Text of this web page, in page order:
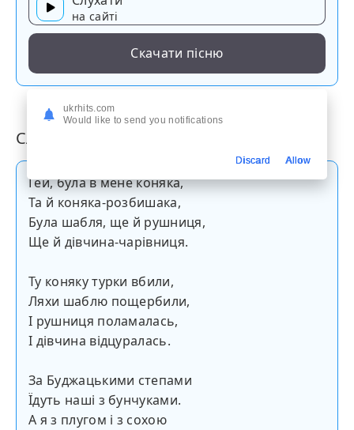
на сайті
Скачати пісню
Слова пісні
Гей, була в мене коняка,
Та й коняка-розбишака,
Була шабля, ще й рушниця,
Ще й дівчина-чарівниця.
Ту коняку турки вбили,
Ляхи шаблю пощербили,
І рушниця поламалась,
І дівчина відцуралась.
За Буджацькими степами
Їдуть наші з бунчуками.
А я з плугом і з сохою
ukrhits.com
Would like to send you notifications
Discard Allow